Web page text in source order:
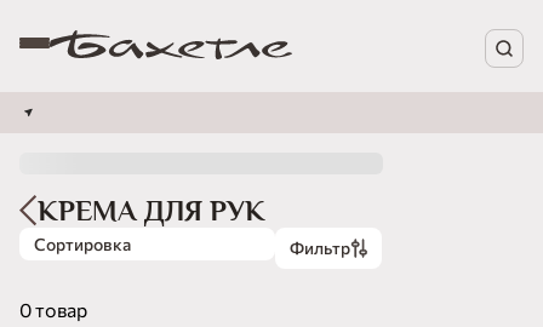
КРЕМА ДЛЯ РУК
Сортировка Фильтр
0 товар